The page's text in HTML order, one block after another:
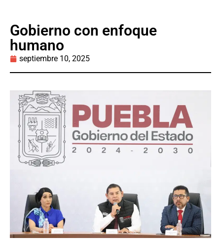
Gobierno con enfoque
humano
septiembre 10, 2025